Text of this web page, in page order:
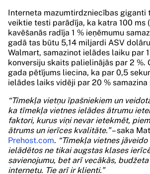
Interneta mazumtirdzniecības giganti
veiktie testi parādīja, ka katra 100 ms
kavēšanās radīja 1 % ieņēmumu
gadā tas būtu 5,14 miljardi ASV
Walmart, samazinot ielādes laiku par
konversiju skaits palielinājās par 2 %.
gada pētījums liecina, ka par 0,5
ielādes laiks vidēji par 20 %
“Tīmekļa vietņu īpašniekiem un
ka tīmekļa vietnes ielādes ātrumu
faktori, kurus viņi nevar ietekmēt,
ātrums un ierīces kvalitāte.”– saka
Prehost.com. “Tīmekļa vietnes
ielādētos ne tikai augstas klases
savienojumu, bet arī vecākās,
internetu. Tie arī ir klienti.”